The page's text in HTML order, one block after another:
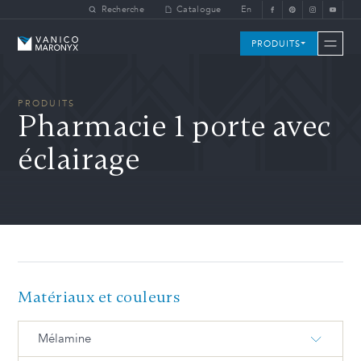
Skip to main contentRecherche Catalogue En
Vanico-Maronyx PRODUITS
PRODUITS
Pharmacie 1 porte avec
éclairage
Matériaux et couleurs
Mélamine